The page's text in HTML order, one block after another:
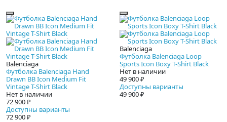
Balenciaga
Футболка Balenciaga Hand
Drawn BB Icon Medium Fit
Vintage T-Shirt Black
Нет в наличии
72 900 ₽
Доступны варианты
72 900 ₽
Balenciaga
Футболка Balenciaga Loop
Sports Icon Boxy T-Shirt Black
Нет в наличии
49 900 ₽
Доступны варианты
49 900 ₽